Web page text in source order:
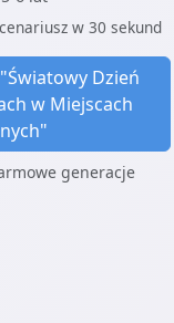
w 30 sekund
Światowy Dzień
w Miejscach
"
generacje